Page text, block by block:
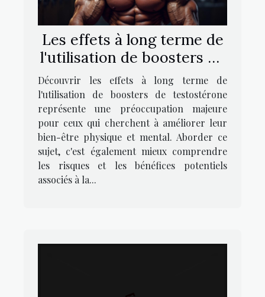
Les effets à long terme de
l'utilisation de boosters de
testostérone
Découvrir les effets à long terme de
l'utilisation de boosters de testostérone
représente une préoccupation majeure
pour ceux qui cherchent à améliorer leur
bien-être physique et mental. Aborder ce
sujet, c'est également mieux comprendre
les risques et les bénéfices potentiels
associés à la...